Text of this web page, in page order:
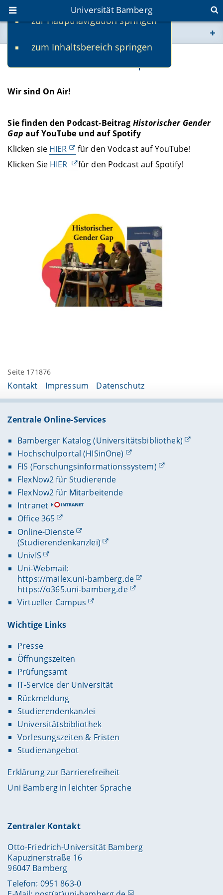
zur Hauptnavigation springen
zum Inhaltsbereich springen
Universität Bamberg
www.uni-bamberg.de
Historischer Gender Gap
Wir sind On Air!
Sie finden den Podcast-Beitrag Historischer Gender
Gap auf YouTube und auf Spotify
Klicken sie HIER
für den Vodcast auf YouTube!
Klicken SieHIER für den Podcast auf Spotify!
Seite 171876
Kontakt Impressum Datenschutz
Zentrale Online-Services
Bamberger Katalog (Universitätsbibliothek)
Hochschulportal (HISinOne)
FIS (Forschungsinformationssystem)
FlexNow2 für Studierende
FlexNow2 für Mitarbeitende
Intranet
Office 365
Online-Dienste
(Studierendenkanzlei)
UnivIS
Uni-Webmail:
https://mailex.uni-bamberg.de
https://o365.uni-bamberg.de
Virtueller Campus
Wichtige Links
Presse
Öffnungszeiten
Prüfungsamt
IT-Service der Universität
Rückmeldung
Studierendenkanzlei
Universitätsbibliothek
Vorlesungszeiten & Fristen
Studienangebot
Erklärung zur Barrierefreiheit
Uni Bamberg in leichter Sprache
Zentraler Kontakt
Otto-Friedrich-Universität Bamberg
Kapuzinerstraße 16
96047 Bamberg
Telefon: 0951 863-0